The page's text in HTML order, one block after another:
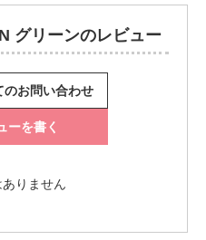
グリーンのレビュー
のお問い合わせ
ーを書く
りません